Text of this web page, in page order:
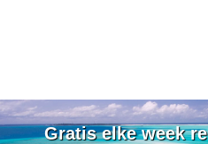
Gratis elke week